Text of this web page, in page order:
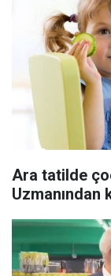
Ara tatilde
Uzmanından